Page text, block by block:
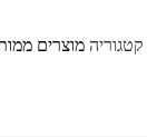
קטגוריה מוצרים